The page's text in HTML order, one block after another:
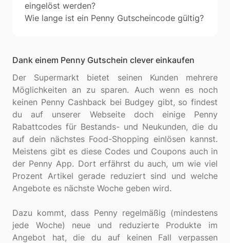
eingelöst werden?
Wie lange ist ein Penny Gutscheincode gültig?
Dank einem Penny Gutschein clever einkaufen
Der Supermarkt bietet seinen Kunden mehrere
Möglichkeiten an zu sparen. Auch wenn es noch
keinen Penny Cashback bei Budgey gibt, so findest
du auf unserer Webseite doch einige Penny
Rabattcodes für Bestands- und Neukunden, die du
auf dein nächstes Food-Shopping einlösen kannst.
Meistens gibt es diese Codes und Coupons auch in
der Penny App. Dort erfährst du auch, um wie viel
Prozent Artikel gerade reduziert sind und welche
Angebote es nächste Woche geben wird.
Dazu kommt, dass Penny regelmäßig (mindestens
jede Woche) neue und reduzierte Produkte im
Angebot hat, die du auf keinen Fall verpassen